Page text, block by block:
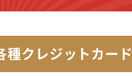
種クレジットカード